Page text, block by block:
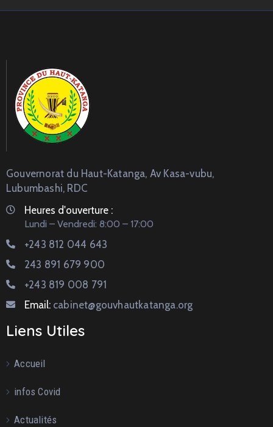
Gouvernorat du Haut-Katanga, Av Kasa-vubu,
Lubumbashi, RDC
Heures d'ouverture :
Lundi – Vendredi: 8:00 – 17:00
+243 812 044 643
243 891 679 900
+243 819 008 791
Email: cabinet@gouvhautkatanga.org
Liens Utiles
Accueil
infos Covid
Actualités